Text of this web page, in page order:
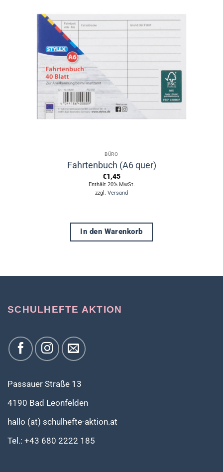
BÜRO
Fahrtenbuch (A6 quer)
€1,45
Enthält 20% MwSt.
zzgl. Versand
In den Warenkorb
SCHULHEFTE AKTION
Passauer Straße 13
4190 Bad Leonfelden
hallo (at) schulhefte-aktion.at
Tel.: +43 680 2222 185